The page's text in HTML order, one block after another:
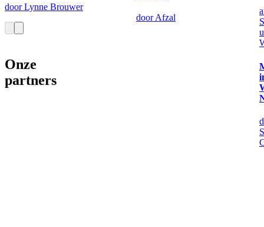
door Lynne Brouwer
door Afzal
Onze
partners